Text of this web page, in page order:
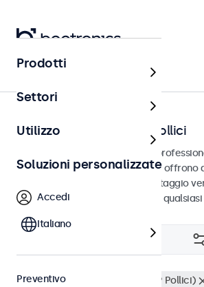
Home
Monitor SDI da 12 a 22 pollici
Monitor SDI progettati per uso
continuativo. Questi monitor SDI offrono
configurazione e opzioni di montaggio
loro di integrarsi perfettamente
BNC (SDI) Montaggio rack (19 Pollici)
Prodotti
Settori
Utilizzo
Soluzioni personalizzate
Accedi
Italiano
Preventivo